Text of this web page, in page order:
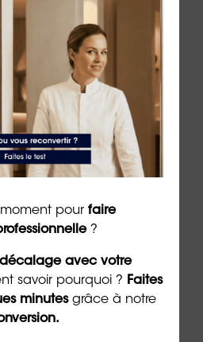
vos “soft
moment pour faire
?
décalage avec votre
savoir pourquoi ? Faites
minutesgrâce à notre